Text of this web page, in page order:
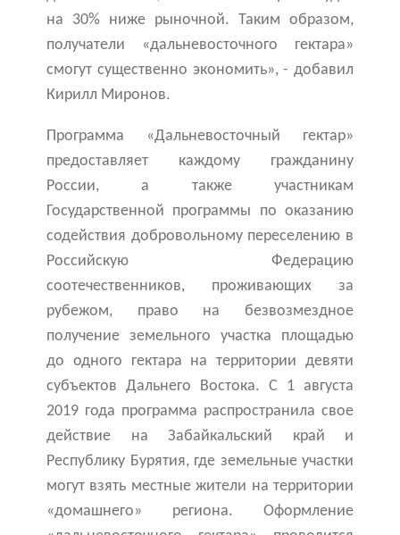
на 30% ниже рыночной. Таким образом,
получатели «дальневосточного гектара»
смогут существенно экономить», - добавил
Кирилл Миронов.
Программа «Дальневосточный гектар»
предоставляет каждому гражданину
России, а также участникам
Государственной программы по оказанию
содействия добровольному переселению в
Российскую Федерацию
соотечественников, проживающих за
рубежом, право на безвозмездное
получение земельного участка площадью
до одного гектара на территории девяти
субъектов Дальнего Востока. С 1 августа
2019 года программа распространила свое
действие на Забайкальский край и
Республику Бурятия, где земельные участки
могут взять местные жители на территории
«домашнего» региона. Оформление